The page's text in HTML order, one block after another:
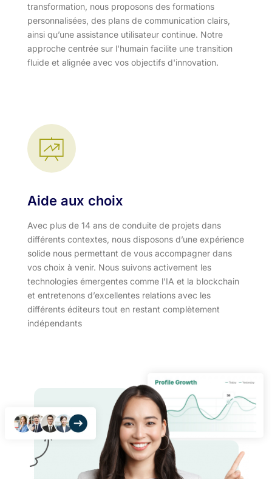
transformation, nous proposons des formations
personnalisées, des plans de communication clairs,
ainsi qu’une assistance utilisateur continue. Notre
approche centrée sur l'humain facilite une transition
fluide et alignée avec vos objectifs d'innovation.​
Aide aux choix
Avec plus de 14 ans de conduite de projets dans
différents contextes, nous disposons d’une expérience
solide nous permettant de vous accompagner dans
vos choix à venir. Nous suivons activement les
technologies émergentes comme l’IA et la blockchain
et entretenons d’excellentes relations avec les
différents éditeurs tout en restant complètement
indépendants